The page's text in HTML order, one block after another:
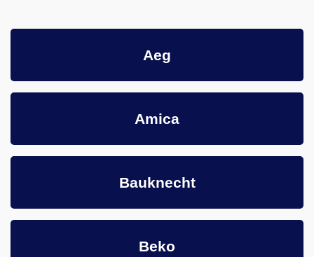
Aeg
Amica
Bauknecht
Beko